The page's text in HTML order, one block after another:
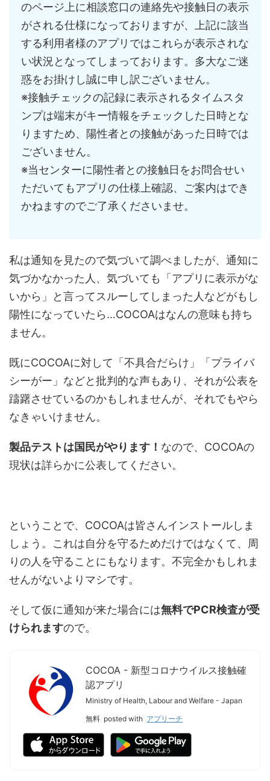
のページ上に相談窓口の連絡先や接触日の表示
がされる仕様になっておりますが、上記に該当
する利用者様のアプリではこれらが表示されな
い状況となってしまっております。多大なご迷
惑をお掛けし誠に申し訳ございません。
※接触チェックの記録に表示されるタイムスタ
ンプは端末がキー情報をチェックした日時とな
りますため、陽性者との接触があった日時では
ございません。
※当センターに陽性者との接触日をお問合せい
ただいてもアプリの仕様上確認、ご案内はでき
かねますのでご了承くださいませ。
私は通知を見たので気づいて調べましたが、通知に
気づかなかった人、気づいても「アプリに表示がな
いから」と言ってスルーしてしまった人などがもし
陽性になっていたら…COCOAはなんの意味も持ち
ません。
既にCOCOAに対して「不具合だらけ」「プライバ
シーがー」などと批判的な声もあり、それが公表を
躊躇させているのかもしれませんが、それでもやら
なきゃいけません。
製品テストは国民がやります！ なので、COCOAの
現状は詳らかに公表してください。
ということで、COCOAは皆さんインストールしま
しょう。これは自分を守るためだけではなくて、周
りの人を守ることにもなります。不完全かもしれま
せんがないよりマシです。
そして仮に通知が来た場合には無料でPCR検査が受
けられますので。
COCOA - 新型コロナウイルス接触確
認アプリ
Ministry of Health, Labour and Welfare - Japan
無料 posted with アプリーチ